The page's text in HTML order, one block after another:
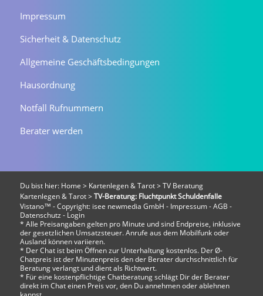
Impressum
Sicherheit & Datenschutz
Allgemeine Geschäftsbedingungen
Hausordnung
Notfall Rufnummern
Berater werden
Du bist hier: Home > Kartenlegen & Tarot> TV Beratung
Kartenlegen & Tarot> TV-Beratung: Fluchtpunkt Schuldenfalle
Vistano™ - Copyright: isee newmedia GmbH - Impressum-AGB -
Datenschutz - Login
* Alle Preisangaben gelten pro Minute und sind Endpreise, inklusive
der gesetzlichen Umsatzsteuer. Anrufe aus dem Mobilfunk oder
Ausland können variieren.
* Der Chat ist beim Öffnen zur Unterhaltung kostenlos. Der Ø-
Chatpreis ist der Minutenpreis den der Berater durchschnittlich für
Beratung verlangt und dient als Richtwert.
* Für eine kostenpflichtige Chatberatung schlägt Dir der Berater
direkt im Chat einen Preis vor, den Du annehmen oder ablehnen